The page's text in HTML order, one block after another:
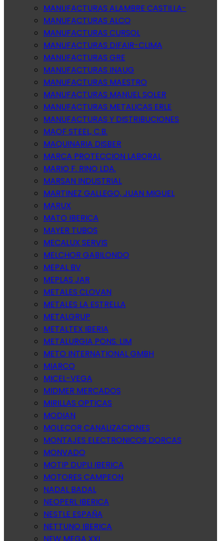
MANUFACTURAS ALAMBRE CASTILLA-
MANUFACTURAS ALCO
MANUFACTURAS CURSOL
MANUFACTURAS DIFAIR-CLIMA
MANUFACTURAS GRE
MANUFACTURAS INAUG
MANUFACTURAS MAESTRO
MANUFACTURAS MANUEL SOLER
MANUFACTURAS METALICAS ERLE
MANUFACTURAS Y DISTRIBUCIONES
MAOF STEEL, C.B.
MAQUINARIA DISBER
MARCA PROTECCION LABORAL
MARIO F. RINO LDA.
MARSAN INDUSTRIAL
MARTINEZ GALLEGO, JUAN MIGUEL
MARUX
MATO IBERICA
MAYER TUBOS
MECALUX SERVIS
MELCHOR GABILONDO
MEPAL BV
MEPLAS JAR
METALES CLOVAN
METALES LA ESTRELLA
METALGRUP
METALTEX IBERIA
METALURGIA PONS. LIM
METO INTERNATIONAL GMBH
MIARCO
MICEL-VEGA
MIDMER MERCADOS
MIRILLAS OPTICAS
MODIAN
MOLECOR CANALIZACIONES
MONTAJES ELECTRONICOS DORCAS
MONVADO
MOTIP DUPLI IBERICA
MOTORES CAMPEON
NADAL BADAL
NEOPERL IBERICA
NESTLE ESPAÑA
NETTUNO IBERICA